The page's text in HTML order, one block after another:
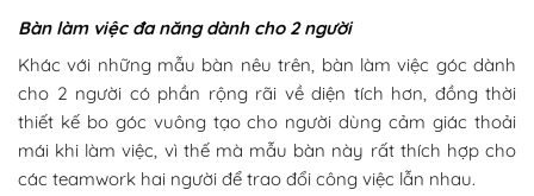
Bàn làm việc đa năng dành cho 2 người
Khác với những mẫu bàn nêu trên, bàn làm việc góc dành
cho 2 người có phần rộng rãi về diện tích hơn, đồng thời
thiết kế bo góc vuông tạo cho người dùng cảm giác thoải
mái khi làm việc, vì thế mà mẫu bàn này rất thích hợp cho
các teamwork hai người để trao đổi công việc lẫn nhau.